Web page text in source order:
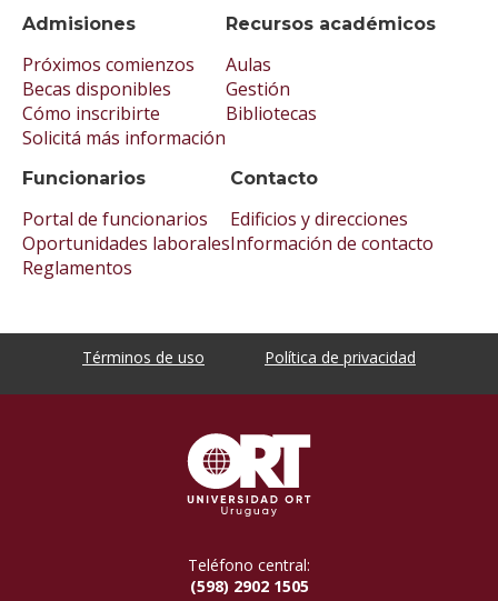
Admisiones
Próximos comienzos
Becas disponibles
Cómo inscribirte
Solicitá más información
Recursos académicos
Aulas
Gestión
Bibliotecas
Funcionarios
Portal de funcionarios
Oportunidades laborales
Reglamentos
Contacto
Edificios y direcciones
Información de contacto
Términos de uso Política de privacidad
Teléfono central:
(598) 2902 1505